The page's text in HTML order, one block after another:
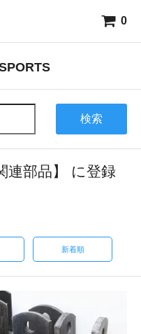
0
検索
連部品】 に登録
新着順